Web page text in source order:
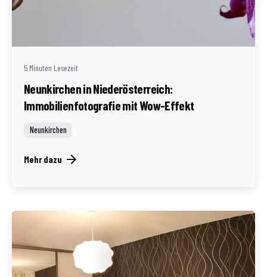
5 Minuten Lesezeit
Neunkirchen in Niederösterreich:
Immobilienfotografie mit Wow-Effekt
Neunkirchen
Mehr dazu